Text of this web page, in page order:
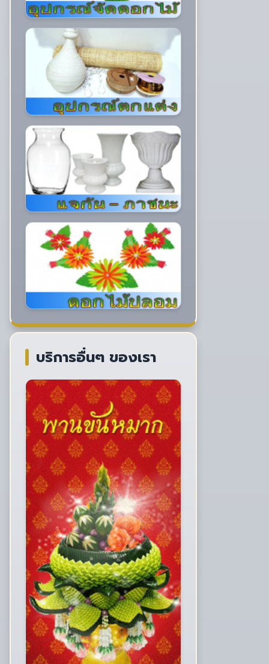
บริการอื่นๆ ของเรา